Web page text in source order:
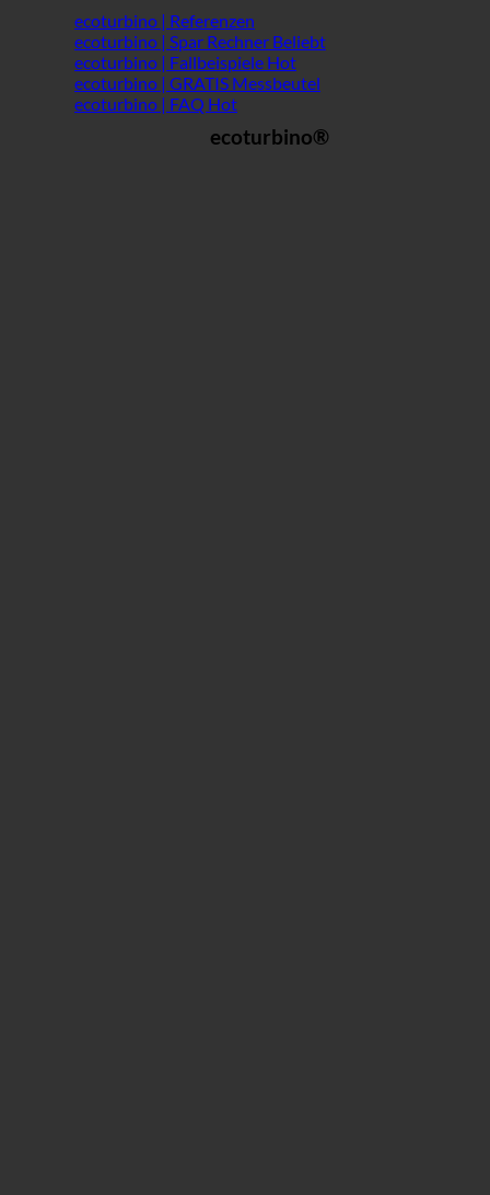
ecoturbino | Referenzen
ecoturbino | Spar Rechner
ecoturbino | Fallbeispiele
ecoturbino | GRATIS Messbeutel
ecoturbino | FAQ
ecoturbino®